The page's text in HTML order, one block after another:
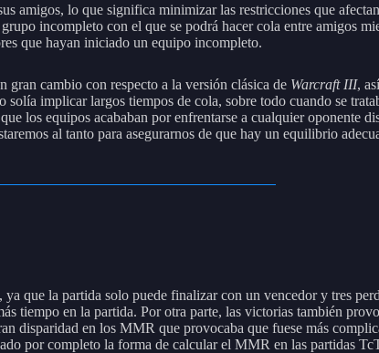
amigos, lo que significa minimizar las restricciones que
incompleto con el que se podrá hacer cola entre amigos
que hayan iniciado un equipo incompleto.
gran cambio con respecto a la versión clásica de Warcraft III,
implicar largos tiempos de cola, sobre todo cuando se
los equipos acababan por enfrentarse a cualquier oponente
al tanto para asegurarnos de que hay un equilibrio
que la partida solo puede finalizar con un vencedor y tres
tiempo en la partida. Por otra parte, las victorias también
disparidad en los MMR que provocaba que fuese más
por completo la forma de calcular el MMR en las partidas